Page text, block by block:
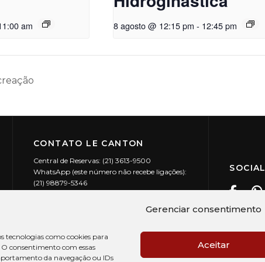
Gerenciar consentimento
tecnologias como cookies para
consentimento com essas
da navegação ou IDs
Aceitar
am 8 agosto @ 12:15 pm - 12:45 pm
CONTATO LE CANTON
Central de Reservas: (21) 3613-9500
WhatsApp (este número não recebe ligações):
(21) 98879-5346
SOCIAL